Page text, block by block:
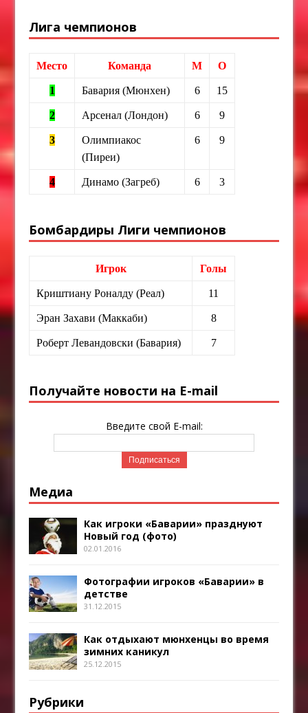
Лига чемпионов
Место Команда М О
1 Бавария (Мюнхен) 6 15
2 Арсенал (Лондон) 6 9
3
Олимпиакос
(Пиреи)
6 9
4 Динамо (Загреб) 6 3
Бомбардиры Лиги чемпионов
Игрок Голы
Криштиану Роналду (Реал) 11
Эран Захави (Маккаби) 8
Роберт Левандовски (Бавария) 7
Получайте новости на E-mail
Введите свой E-mail:
Медиа
Как игроки «Баварии» празднуют
Новый год (фото)
02.01.2016
Фотографии игроков «Баварии» в
детстве
31.12.2015
Как отдыхают мюнхенцы во время
зимних каникул
25.12.2015
Рубрики